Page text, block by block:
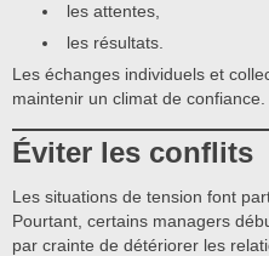
les attentes,
les résultats.
Les échanges individuels et
maintenir un climat de confiance.
Éviter les conflits
Les situations de tension font
Pourtant, certains managers
par crainte de détériorer les